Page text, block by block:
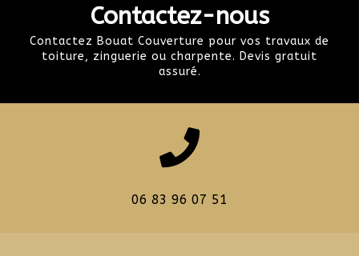
Contactez-nous
Contactez Bouat Couverture pour vos travaux de
toiture, zinguerie ou charpente. Devis gratuit
assuré.

06 83 96 07 51